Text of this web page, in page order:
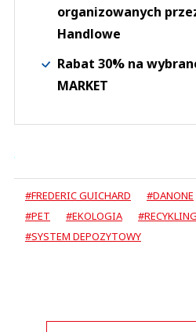
organizowanych
Handlowe
Rabat 30% na
MARKET
#FREDERIC GUICHARD #DANONE
#PET
#EKOLOGIA #RECYKLING
#SYSTEM DEPOZYTOWY